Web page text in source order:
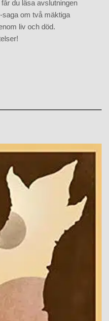
du läsa avslutningen
saga om två mäktiga
liv och död.